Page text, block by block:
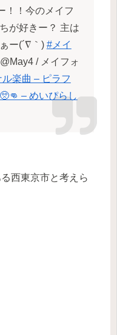
！！今のメイフ
が好きー？ 主は
ー(´∇｀) #メイ
@May4 / メイフォ
楽曲 – ピラフ
– めいぴらし
西東京市と考えら